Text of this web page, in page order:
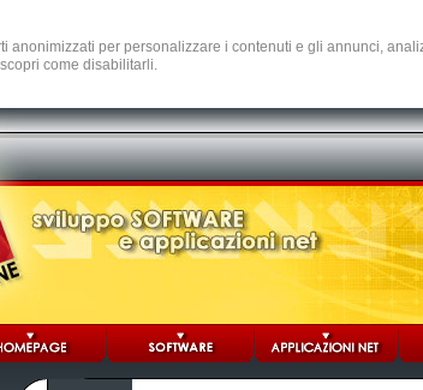
anonimizzati per personalizzare i contenuti e gli annunci,
come disabilitarli.